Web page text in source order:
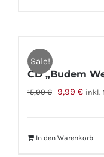
Sale!
CD „Budem
15,00€
15,00 €
9,99 €
9,99 €.
inkl.
In den Warenkorb